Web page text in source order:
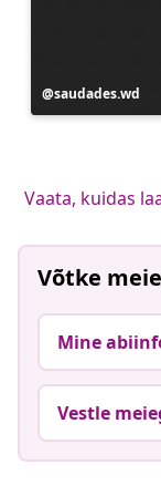
Postitus
avaldatud
saudades.wd
Vaata, kuidas
Võtke
Mine
Vestle